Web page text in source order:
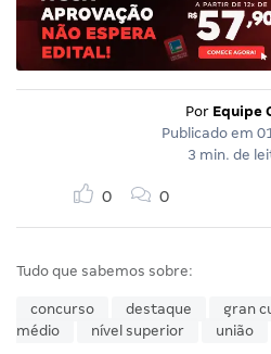
Por Equipe
Publicado em
3 min. de
0 0
Tudo que sabemos sobre:
concurso destaque gran
médio
nível superior união